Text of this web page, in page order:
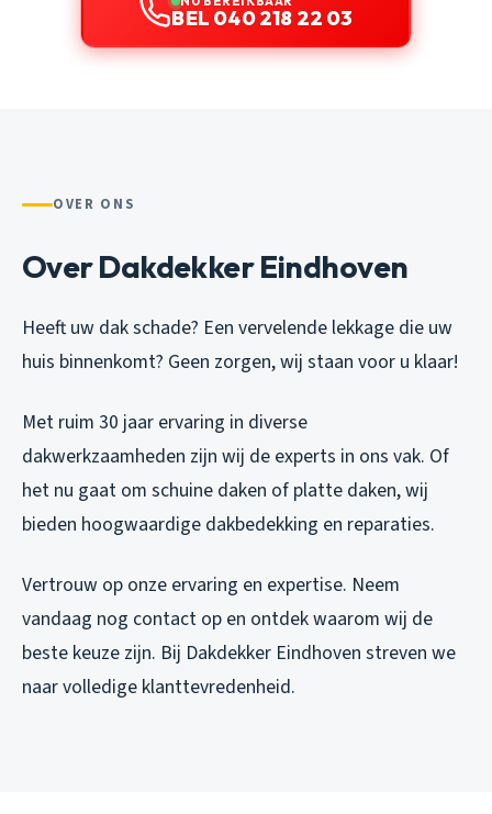
BEL 040 218 22 03
OVER ONS
Over Dakdekker Eindhoven
Heeft uw dak schade? Een vervelende lekkage die uw
huis binnenkomt? Geen zorgen, wij staan voor u klaar!
Met ruim 30 jaar ervaring in diverse
dakwerkzaamheden zijn wij de experts in ons vak. Of
het nu gaat om schuine daken of platte daken, wij
bieden hoogwaardige dakbedekking en reparaties.
Vertrouw op onze ervaring en expertise. Neem
vandaag nog contact op en ontdek waarom wij de
beste keuze zijn. Bij Dakdekker Eindhoven streven we
naar volledige klanttevredenheid.